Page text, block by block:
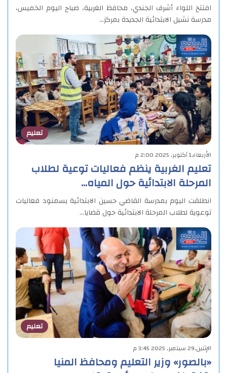
افتتح اللواء أشرف الجندي، محافظ الغربية، صباح اليوم الخميس،
مدرسة نشيل الابتدائية الجديدة بمركز…
تعليم
الأربعاء,1 أكتوبر, 2025 2:00 م
تعليم الغربية ينظم فعاليات توعية لطلاب
المرحلة الابتدائية حول المياه…
انطلقت اليوم بمدرسة القاضي حسين الابتدائية بسمنود فعاليات
توعوية لطلاب المرحلة الابتدائية حول قضايا…
تعليم
الإثنين,29 سبتمبر, 2025 3:45 م
«بالصور» وزير التعليم ومحافظ المنيا